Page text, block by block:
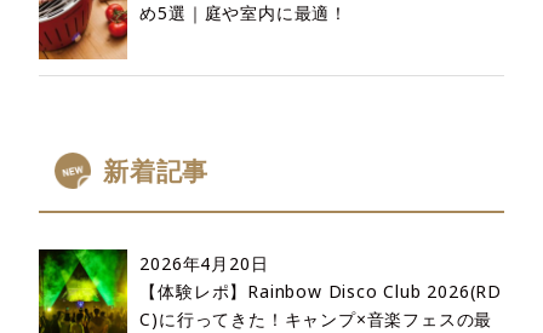
め5選｜庭や室内に最適！
新着記事
2026年4月20日
【体験レポ】Rainbow Disco Club 2026(RD
C)に行ってきた！キャンプ×音楽フェスの最